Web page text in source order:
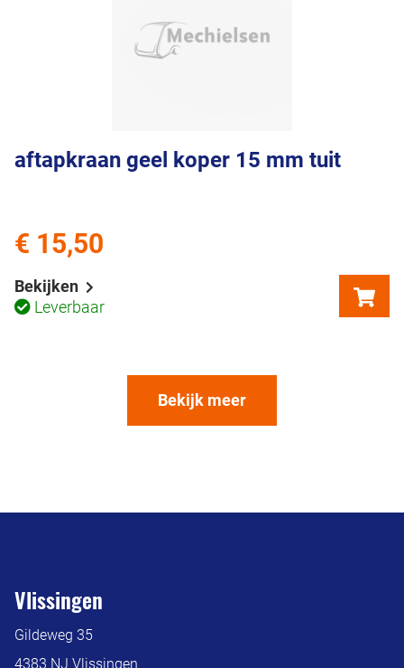
aftapkraan geel koper 15 mm tuit
Bekijken
Leverbaar
€ 15,50
Bekijk meer
Vlissingen
Gildeweg 35
4383 NJ Vlissingen